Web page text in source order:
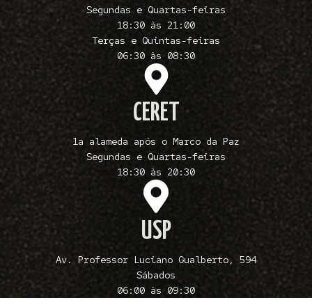
Segundas e Quartas-feiras
18:30 às 21:00
Terças e Quintas-feiras
06:30 às 08:30
CERET
1a alameda após o Marco da Paz
Segundas e Quartas-feiras
18:30 às 20:30
USP
Av. Professor Luciano Gualberto, 594
Sábados
06:00 às 09:30